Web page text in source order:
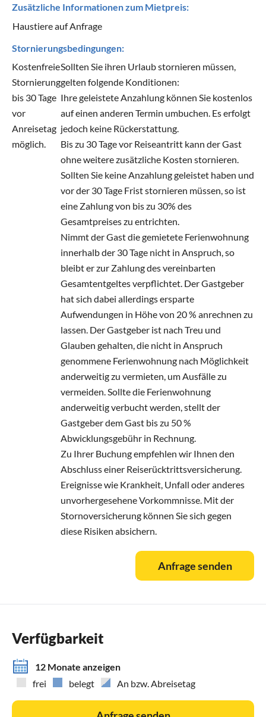
Zusätzliche Informationen zum Mietpreis:
Haustiere auf Anfrage
Stornierungsbedingungen:
Kostenfreie
Stornierung
bis 30 Tage
vor
Anreisetag
möglich.
Sollten Sie ihren Urlaub stornieren müssen,
gelten folgende Konditionen:
Ihre geleistete Anzahlung können Sie kostenlos
auf einen anderen Termin umbuchen. Es erfolgt
jedoch keine Rückerstattung.
Bis zu 30 Tage vor Reiseantritt kann der Gast
ohne weitere zusätzliche Kosten stornieren.
Sollten Sie keine Anzahlung geleistet haben und
vor der 30 Tage Frist stornieren müssen, so ist
eine Zahlung von bis zu 30% des
Gesamtpreises zu entrichten.
Nimmt der Gast die gemietete Ferienwohnung
innerhalb der 30 Tage nicht in Anspruch, so
bleibt er zur Zahlung des vereinbarten
Gesamtentgeltes verpflichtet. Der Gastgeber
hat sich dabei allerdings ersparte
Aufwendungen in Höhe von 20 % anrechnen zu
lassen. Der Gastgeber ist nach Treu und
Glauben gehalten, die nicht in Anspruch
genommene Ferienwohnung nach Möglichkeit
anderweitig zu vermieten, um Ausfälle zu
vermeiden. Sollte die Ferienwohnung
anderweitig verbucht werden, stellt der
Gastgeber dem Gast bis zu 50 %
Abwicklungsgebühr in Rechnung.
Zu Ihrer Buchung empfehlen wir Ihnen den
Abschluss einer Reiserücktrittsversicherung.
Ereignisse wie Krankheit, Unfall oder anderes
unvorhergesehene Vorkommnisse. Mit der
Stornoversicherung können Sie sich gegen
diese Risiken absichern.
Anfrage senden
Verfügbarkeit
12 Monate anzeigen
frei
belegt An bzw. Abreisetag